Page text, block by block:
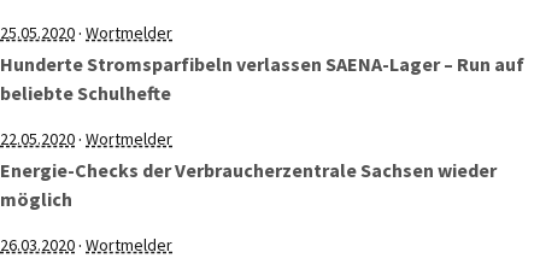
25.05.2020· Wortmelder
Hunderte Stromsparfibeln verlassen SAENA-Lager – Run auf
beliebte Schulhefte
22.05.2020· Wortmelder
Energie-Checks der Verbraucherzentrale Sachsen wieder
möglich
26.03.2020· Wortmelder